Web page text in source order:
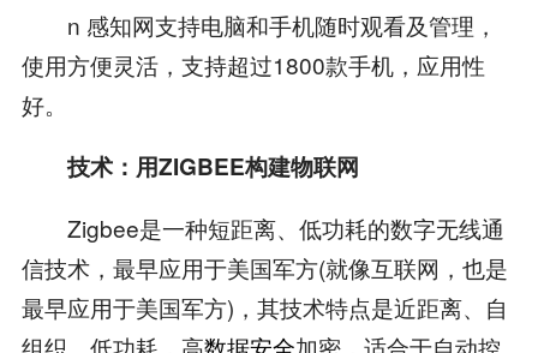
n 感知网支持电脑和手机随时观看及管理，
使用方便灵活，支持超过1800款手机，应用性
好。
技术：用ZIGBEE构建物联网
Zigbee是一种短距离、低功耗的数字无线通
信技术，最早应用于美国军方(就像互联网，也是
最早应用于美国军方)，其技术特点是近距离、自
组织、低功耗，高数据安全加密，适合于自动控